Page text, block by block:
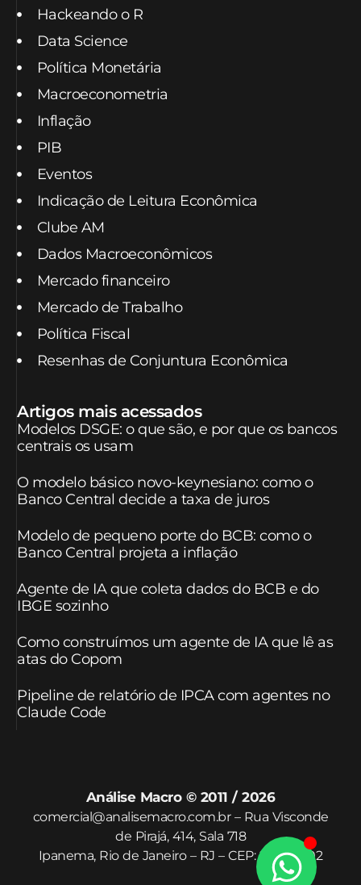
Hackeando o R
Data Science
Política Monetária
Macroeconometria
Inflação
PIB
Eventos
Indicação de Leitura Econômica
Clube AM
Dados Macroeconômicos
Mercado financeiro
Mercado de Trabalho
Política Fiscal
Resenhas de Conjuntura Econômica
Artigos mais acessados
Modelos DSGE: o que são, e por que os bancos
centrais os usam
O modelo básico novo-keynesiano: como o
Banco Central decide a taxa de juros
Modelo de pequeno porte do BCB: como o
Banco Central projeta a inflação
Agente de IA que coleta dados do BCB e do
IBGE sozinho
Como construímos um agente de IA que lê as
atas do Copom
Pipeline de relatório de IPCA com agentes no
Claude Code
Análise Macro © 2011 / 2026
comercial@analisemacro.com.br – Rua Visconde
de Pirajá, 414, Sala 718
Ipanema, Rio de Janeiro – RJ – CEP: 22410-002